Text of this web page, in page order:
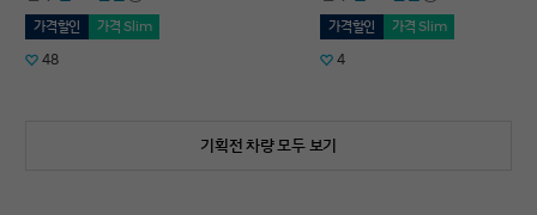
가격할인 가격 Slim
48
가격할인 가격 Slim
4
기획전 차량 모두 보기